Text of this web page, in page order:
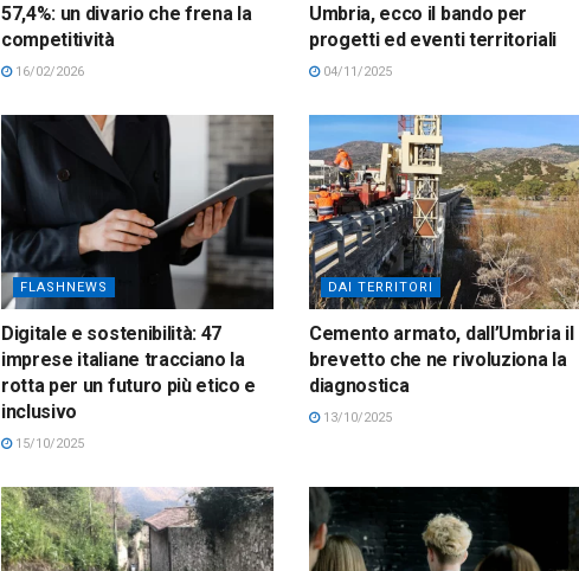
57,4%: un divario che frena la
competitività
16/02/2026
Umbria, ecco il bando per
progetti ed eventi territoriali
04/11/2025
FLASHNEWS
Digitale e sostenibilità: 47
imprese italiane tracciano la
rotta per un futuro più etico e
inclusivo
15/10/2025
DAI TERRITORI
Cemento armato, dall’Umbria il
brevetto che ne rivoluziona la
diagnostica
13/10/2025